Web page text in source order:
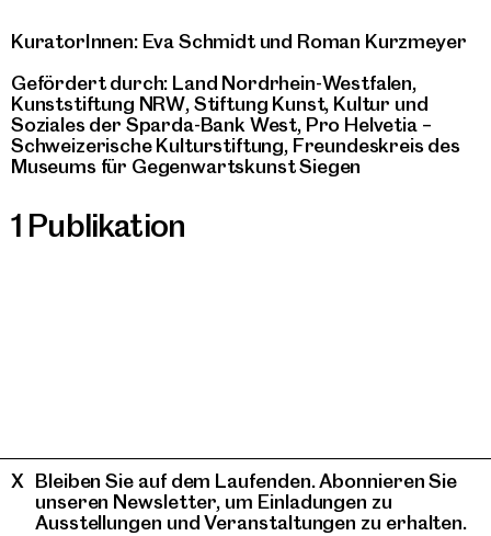
KuratorInnen: Eva Schmidt und Roman Kurzmeyer
Gefördert durch: Land Nordrhein-Westfalen,
Kunststiftung NRW, Stiftung Kunst, Kultur und
Soziales der Sparda-Bank West, Pro Helvetia –
Schweizerische Kulturstiftung, Freundeskreis des
Museums für Gegenwartskunst Siegen
1 Publikation
Bleiben Sie auf dem Laufenden. Abonnieren Sie
unseren Newsletter, um Einladungen zu
Ausstellungen und Veranstaltungen zu erhalten.